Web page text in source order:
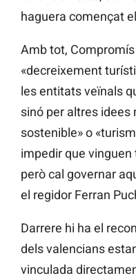
haguera començat
Amb tot,
«decreixement
les entitats veïnals
sinó per altres idees
sostenible» o
impedir que
però cal governar
el regidor Ferran
Darrere hi ha el
dels valencians
vinculada